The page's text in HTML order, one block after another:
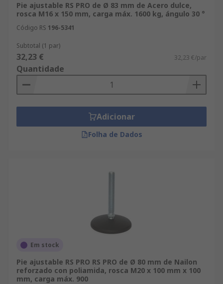
Pie ajustable RS PRO de Ø 83 mm de Acero dulce,
rosca M16 x 150 mm, carga máx. 1600 kg, ángulo 30 °
Código RS 196-5341
Subtotal (1 par)
32,23 € 32,23 €/par
Quantidade
Adicionar
Folha de Dados
Em stock
Pie ajustable RS PRO RS PRO de Ø 80 mm de Nailon
reforzado con poliamida, rosca M20 x 100 mm x 100
mm, carga máx. 900